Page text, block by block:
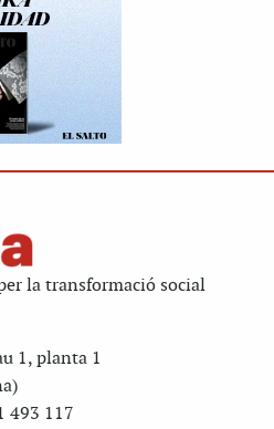
la transformació social
1, planta 1
493 117